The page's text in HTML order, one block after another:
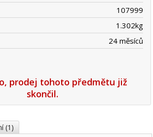
107999
1.302kg
24 měsíců
prodej tohoto předmětu již
skončil.
(1)